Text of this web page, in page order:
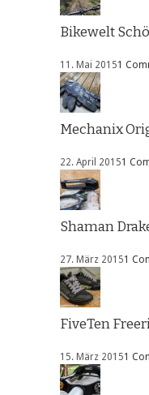
Bikewelt
11. Mai 20151
Mechanix
22. April 20151
Shaman
27. März 20151
FiveTen
15. März 20151